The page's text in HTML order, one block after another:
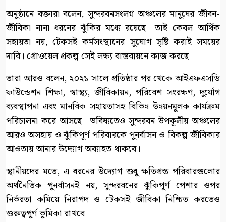
অনুষ্ঠানে বক্তারা বলেন, সুন্দরবনসংলগ্ন অঞ্চলের মানুষের জীবন-
জীবিকা নানা ধরনের ঝুঁকির মধ্যে রয়েছে। তাই কেবল আর্থিক
সহায়তা নয়, টেকসই কর্মসংস্থানের সুযোগ সৃষ্টি করাই সময়ের
দাবি। গ্রোওয়েল প্রকল্প সেই লক্ষ্য বাস্তবায়নে কাজ করছে।
তারা আরও বলেন, ২০২১ সালে প্রতিষ্ঠার পর থেকে আইএফএসডি
ফাউন্ডেশন শিক্ষা, স্বাস্থ্য, জীবিকায়ন, পরিবেশ সংরক্ষণ, দুর্যোগ
ব্যবস্থাপনা এবং মানবিক সহায়তাসহ বিভিন্ন উন্নয়নমূলক কার্যক্রম
পরিচালনা করে আসছে। ভবিষ্যতেও সুন্দরবন উপকূলীয় অঞ্চলের
আরও অসহায় ও ঝুঁকিপূর্ণ পরিবারকে পুনর্বাসন ও বিকল্প জীবিকার
আওতায় আনার উদ্যোগ অব্যাহত থাকবে।
স্থানীয়দের মতে, এ ধরনের উদ্যোগ শুধু ক্ষতিগ্রস্ত পরিবারগুলোর
অর্থনৈতিক পুনর্বাসনই নয়, সুন্দরবনের ঝুঁকিপূর্ণ পেশার ওপর
নির্ভরতা কমিয়ে নিরাপদ ও টেকসই জীবিকা নিশ্চিত করতেও
গুরুত্বপূর্ণ ভূমিকা রাখবে।